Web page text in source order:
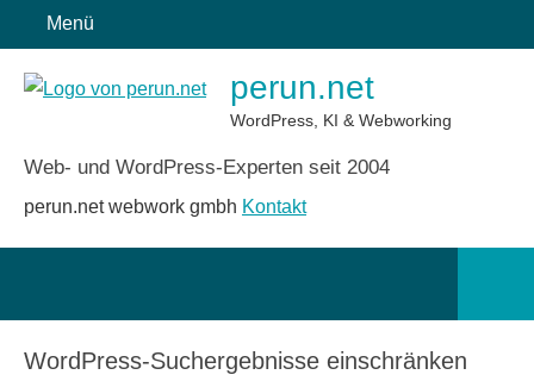
Inhalt
springen
Menü
perun.net
WordPress, KI & Webworking
Web- und WordPress-Experten seit 2004
perun.net webwork gmbh Kontakt
WordPress-Suchergebnisse einschränken